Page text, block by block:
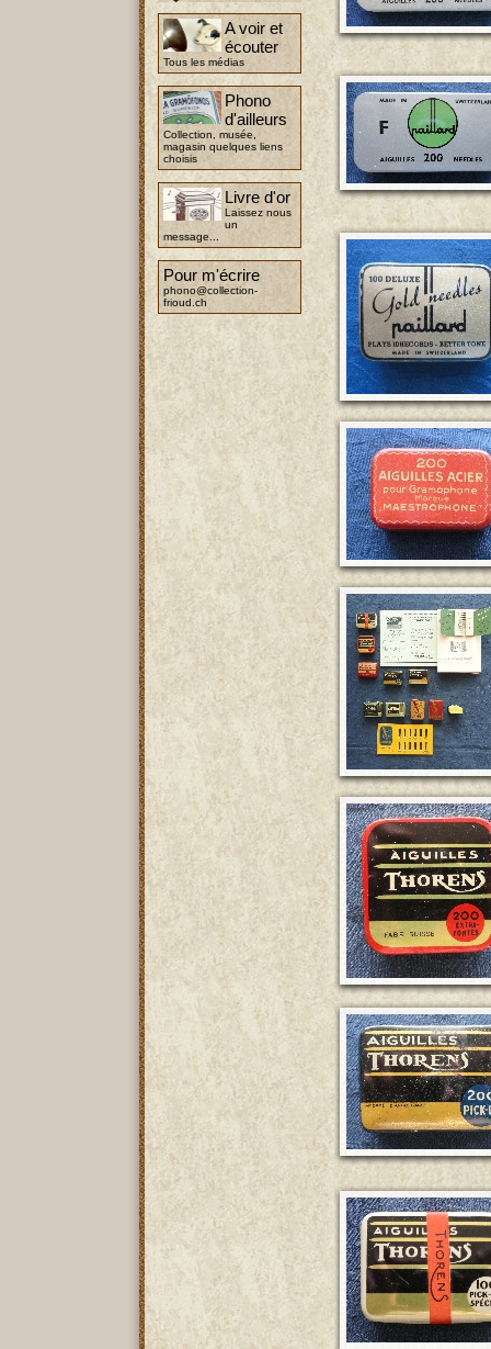
A voir et
écouter
Tous les médias
Phono
d'ailleurs
Collection, musée,
magasin quelques liens
choisis
Livre d'or
Laissez nous
un
message...
Pour m'écrire
phono@collection-
frioud.ch